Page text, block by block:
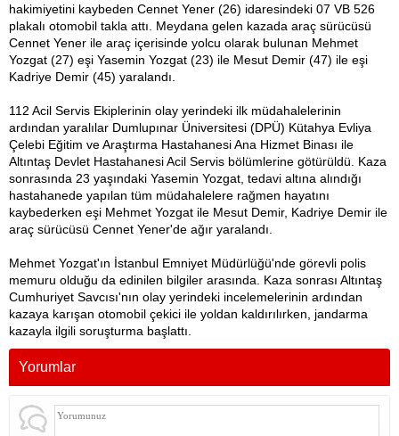
hakimiyetini kaybeden Cennet Yener (26) idaresindeki 07 VB 526
plakalı otomobil takla attı. Meydana gelen kazada araç sürücüsü
Cennet Yener ile araç içerisinde yolcu olarak bulunan Mehmet
Yozgat (27) eşi Yasemin Yozgat (23) ile Mesut Demir (47) ile eşi
Kadriye Demir (45) yaralandı.
112 Acil Servis Ekiplerinin olay yerindeki ilk müdahalelerinin
ardından yaralılar Dumlupınar Üniversitesi (DPÜ) Kütahya Evliya
Çelebi Eğitim ve Araştırma Hastahanesi Ana Hizmet Binası ile
Altıntaş Devlet Hastahanesi Acil Servis bölümlerine götürüldü. Kaza
sonrasında 23 yaşındaki Yasemin Yozgat, tedavi altına alındığı
hastahanede yapılan tüm müdahalelere rağmen hayatını
kaybederken eşi Mehmet Yozgat ile Mesut Demir, Kadriye Demir ile
araç sürücüsü Cennet Yener'de ağır yaralandı.
Mehmet Yozgat'ın İstanbul Emniyet Müdürlüğü'nde görevli polis
memuru olduğu da edinilen bilgiler arasında. Kaza sonrası Altıntaş
Cumhuriyet Savcısı'nın olay yerindeki incelemelerinin ardından
kazaya karışan otomobil çekici ile yoldan kaldırılırken, jandarma
kazayla ilgili soruşturma başlattı.
Yorumlar